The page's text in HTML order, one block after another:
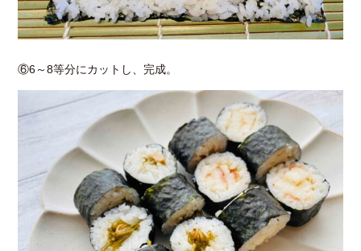
⑥6～8等分にカットし、完成。